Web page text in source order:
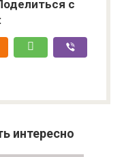
с
интересно